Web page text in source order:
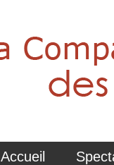
Accueil